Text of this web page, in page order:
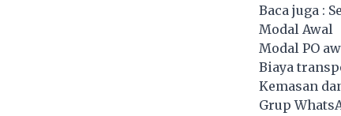
Baca juga :
Modal Awal
Modal PO
Biaya
Kemasan
Grup